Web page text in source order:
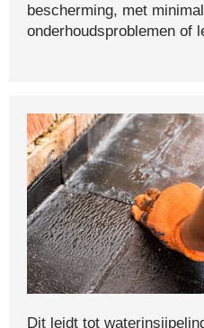
bescherming, met
onderhoudsproblemen of
Dit leidt tot